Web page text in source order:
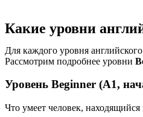
Какие уровни
Для каждого уровня
Рассмотрим подробнее уровни
Уровень Beginner (A1,
Что умеет человек, находящийся